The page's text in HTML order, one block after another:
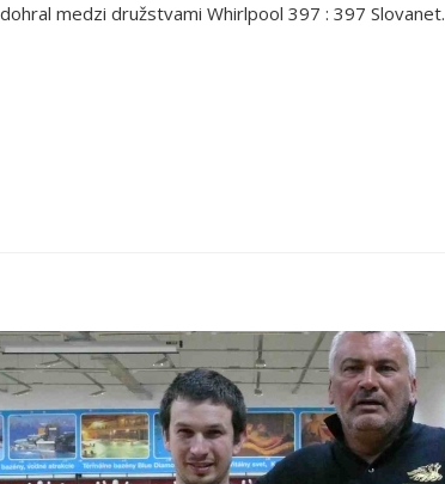
medzi družstvami Whirlpool 397 : 397 Slovanet.